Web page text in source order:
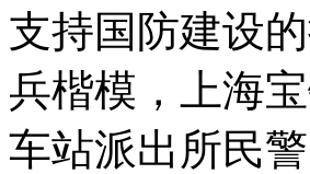
支持国防建设
兵楷模，上海
车站派出所民